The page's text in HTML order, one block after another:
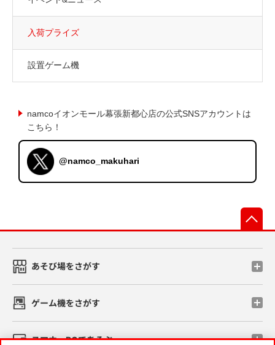
入荷プライズ
設置ゲーム機
namcoイオンモール幕張新都心店の公式SNSアカウントは
こちら！
@namco_makuhari
あそび場をさがす
ゲーム機をさがす
スマホ・PCであそぶ